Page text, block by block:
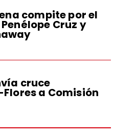
compite por el
Cruz y
cruce
a Comisión